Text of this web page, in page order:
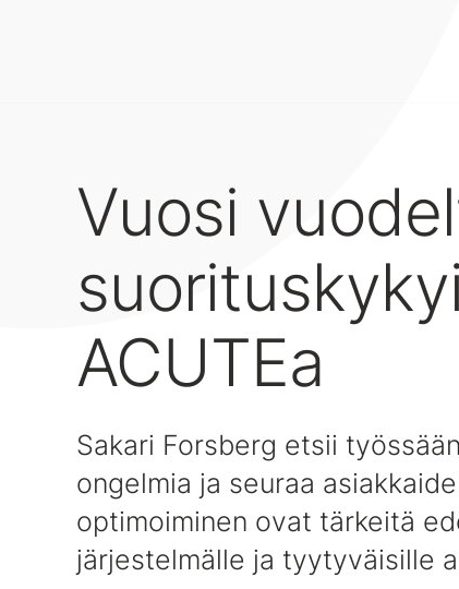
Vuosi
ACUTEa
Sakari Forsberg etsii
ongelmia ja seuraa
optimoiminen ovat tärkeitä
järjestelmälle ja tyytyväisille